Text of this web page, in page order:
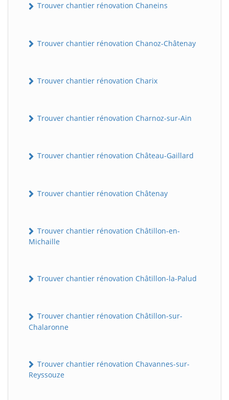
Trouver chantier rénovation Chaneins
Trouver chantier rénovation Chanoz-Châtenay
Trouver chantier rénovation Charix
Trouver chantier rénovation Charnoz-sur-Ain
Trouver chantier rénovation Château-Gaillard
Trouver chantier rénovation Châtenay
Trouver chantier rénovation Châtillon-en-
Michaille
Trouver chantier rénovation Châtillon-la-Palud
Trouver chantier rénovation Châtillon-sur-
Chalaronne
Trouver chantier rénovation Chavannes-sur-
Reyssouze